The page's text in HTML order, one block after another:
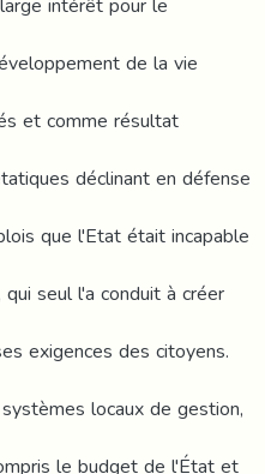
de la vie
et comme résultat
déclinant en défense
que l'Etat était incapable
seul l'a conduit à créer
exigences des citoyens.
locaux de gestion,
le budget de l'État et